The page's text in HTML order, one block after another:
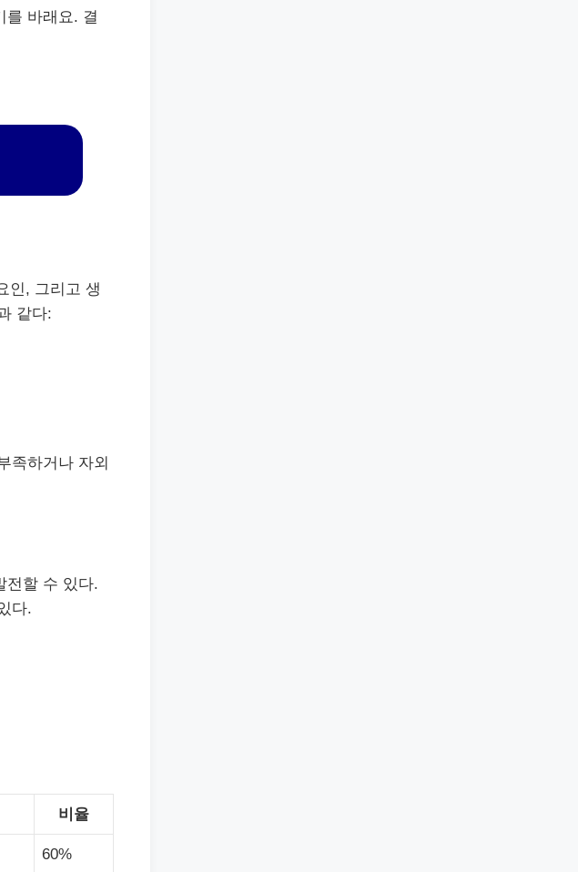
를 바래요. 결
인, 그리고 생
같다:
족하거나 자외
전할 수 있다.
다.
비율
60%